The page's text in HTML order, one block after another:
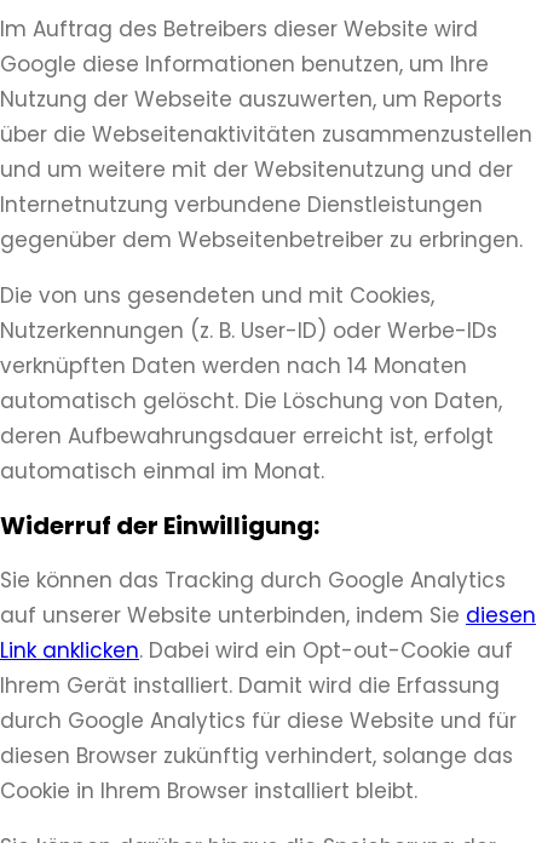
Im Auftrag des Betreibers dieser Website wird
Google diese Informationen benutzen, um Ihre
Nutzung der Webseite auszuwerten, um Reports
über die Webseitenaktivitäten zusammenzustellen
und um weitere mit der Websitenutzung und der
Internetnutzung verbundene Dienstleistungen
gegenüber dem Webseitenbetreiber zu erbringen.
Die von uns gesendeten und mit Cookies,
Nutzerkennungen (z. B. User-ID) oder Werbe-IDs
verknüpften Daten werden nach 14 Monaten
automatisch gelöscht. Die Löschung von Daten,
deren Aufbewahrungsdauer erreicht ist, erfolgt
automatisch einmal im Monat.
Widerruf der Einwilligung:
Sie können das Tracking durch Google Analytics
auf unserer Website unterbinden, indem Sie diesen
Link anklicken. Dabei wird ein Opt-out-Cookie auf
Ihrem Gerät installiert. Damit wird die Erfassung
durch Google Analytics für diese Website und für
diesen Browser zukünftig verhindert, solange das
Cookie in Ihrem Browser installiert bleibt.